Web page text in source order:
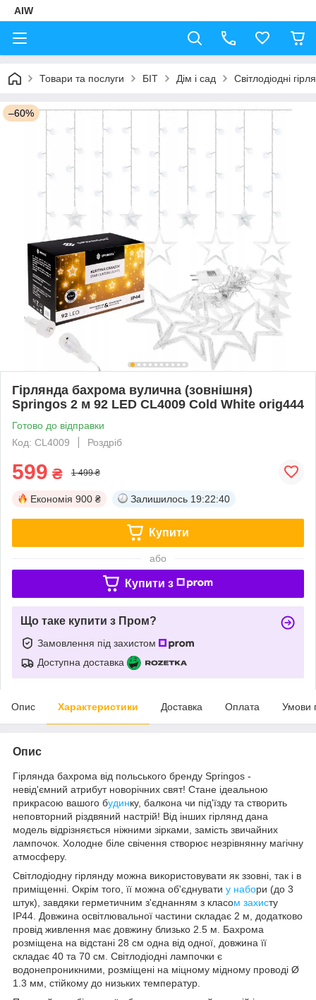
AIW
Товари та послуги БІТ Дім і сад Світлодіодні
–60%
Гірлянда бахрома вулична (зовнішня)
Springos 2 м 92 LED CL4009 Cold White orig444
Готово до відправки
Код: CL4009
Роздріб
599 ₴ 1 499 ₴
Економія 900 ₴ Залишилось 19:22:39
Купити
або
Купити з
Що таке купити з Пром?
Замовлення під захистом
Доступна доставка
Опис Характеристики Доставка Оплата Умови
Опис
Гірлянда бахрома від польського бренду Springos -
невід'ємний атрибут новорічних свят! Стане ідеальною
прикрасою вашого будинку, балкона чи під'їзду та створить
неповторний різдвяний настрій! Від інших гірлянд дана
модель відрізняється ніжними зірками, замість звичайних
лампочок. Холодне біле свічення створює незрівнянну магічну
атмосферу.
Світлодіодну гірлянду можна використовувати як ззовні , так і в
приміщенні . Окрім того, її можна об'єднувати у набори (до 3
штук), завдяки герметичним з'єднанням з класом захисту
IP44 . Довжина освітлювальної частини складає 2 м , додатково
провід живлення має довжину близько 2.5 м . Бахрома
розміщена на відстані 28 см одна від одної, довжина її
складає 40 та 70 см . Світлодіодні лампочки є
водонепроникними, розміщені на міцному мідному проводі Ø
1.3 мм , стійкому до низьких температур.